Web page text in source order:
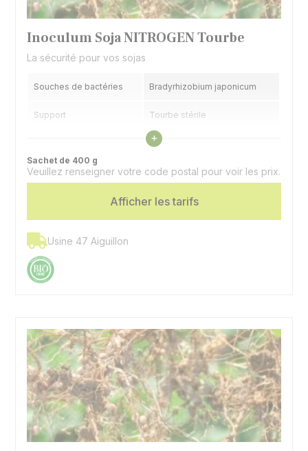
Inoculum Soja NITROGEN Tourbe
La sécurité pour vos sojas
Souches de bactéries Bradyrhizobium japonicum
Support Tourbe stérile
Sur la semence
Sachet dose Un sachet par hectare
Voir les caractéristiques
+
Sachet de 400 g
Veuillez renseigner votre code postal pour voir les prix.
Afficher les tarifs
Usine 47 Aiguillon